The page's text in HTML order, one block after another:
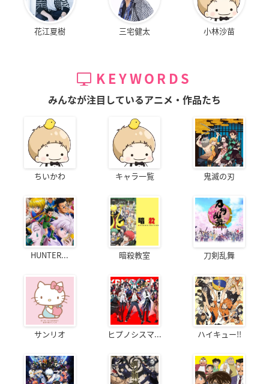
花江夏樹 三宅健太 小林沙苗
KEYWORDS
みんなが注目しているアニメ・作品たち
ちいかわ キャラ一覧 鬼滅の刃
HUNTER... 暗殺教室 刀剣乱舞
サンリオ ヒプノシスマ... ハイキュー!!